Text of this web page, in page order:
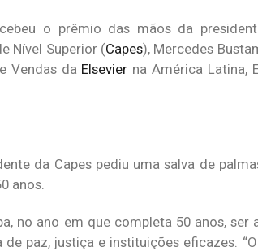
o prêmio das mãos da
Nível Superior (Capes), Mercedes
Vendas da Elsevier na América Latina,
da Capes pediu uma salva de
anos.
no ano em que completa 50 anos,
paz, justiça e instituições eficazes.